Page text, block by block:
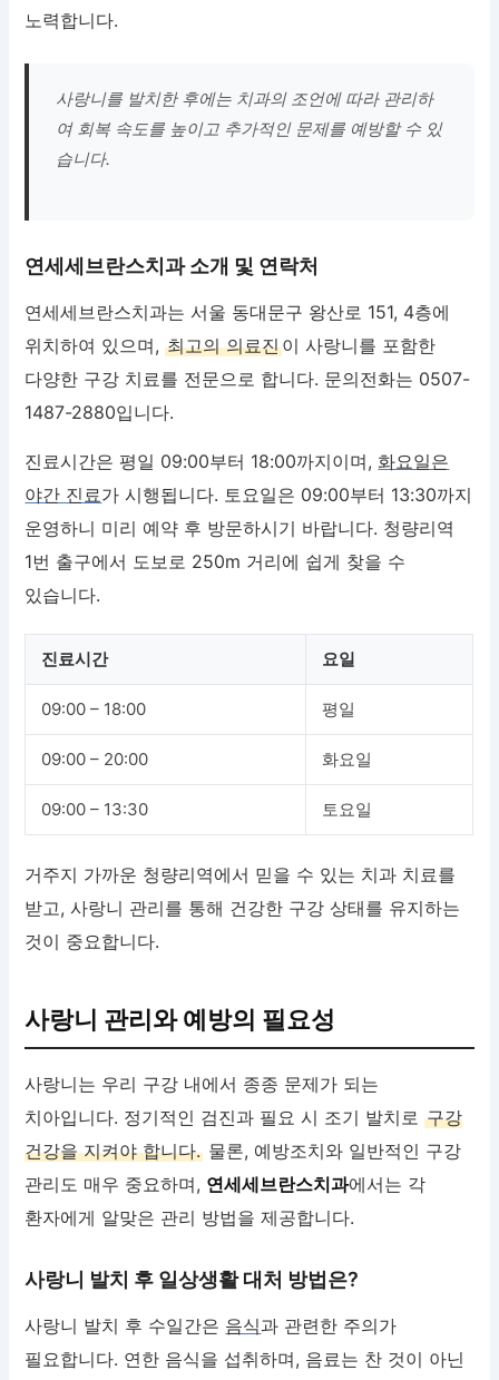
노력합니다.
사랑니를 발치한 후에는 치과의 조언에 따라 관리하
여 회복 속도를 높이고 추가적인 문제를 예방할 수 있
습니다.
연세세브란스치과 소개 및 연락처
연세세브란스치과는 서울 동대문구 왕산로 151, 4층에
위치하여 있으며,최고의 의료진이 사랑니를 포함한
다양한 구강 치료를 전문으로 합니다. 문의전화는 0507-
1487-2880입니다.
진료시간은 평일 09:00부터 18:00까지이며, 화요일은
야간 진료가 시행됩니다. 토요일은 09:00부터 13:30까지
운영하니 미리 예약 후 방문하시기 바랍니다. 청량리역
1번 출구에서 도보로 250m 거리에 쉽게 찾을 수
있습니다.
진료시간 요일
09:00 – 18:00 평일
09:00 – 20:00 화요일
09:00 – 13:30 토요일
거주지 가까운 청량리역에서 믿을 수 있는 치과 치료를
받고, 사랑니 관리를 통해 건강한 구강 상태를 유지하는
것이 중요합니다.
사랑니 관리와 예방의 필요성
사랑니는 우리 구강 내에서 종종 문제가 되는
치아입니다. 정기적인 검진과 필요 시 조기 발치로구강
건강을 지켜야 합니다. 물론, 예방조치와 일반적인 구강
관리도 매우 중요하며, 연세세브란스치과에서는 각
환자에게 알맞은 관리 방법을 제공합니다.
사랑니 발치 후 일상생활 대처 방법은?
사랑니 발치 후 수일간은 음식과 관련한 주의가
필요합니다. 연한 음식을 섭취하며, 음료는 찬 것이 아닌